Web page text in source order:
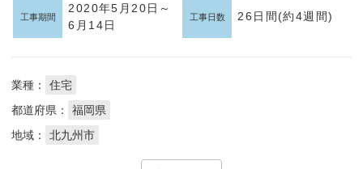
工事期間
2020年5月20日～
6月14日
工事日数 26日間(約4週間)
業種：
住宅
都道府県：
福岡県
地域：
北九州市